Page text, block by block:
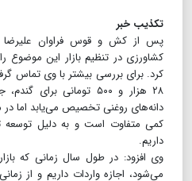
تکذیب خبر
پس از کش و قوس فراوان علیرضا
کشاورزی در تنظیم بازار این
کرد. برای بررسی بیشتر با وی تماس
۲۸ هزار و ۵۰۰ تومانی
دانه‌های روغنی تخصیص می‌یابد اما
کمی متفاوت است و به دلیل توسعه
داریم.
وی افزود: در طول سال زمانی که